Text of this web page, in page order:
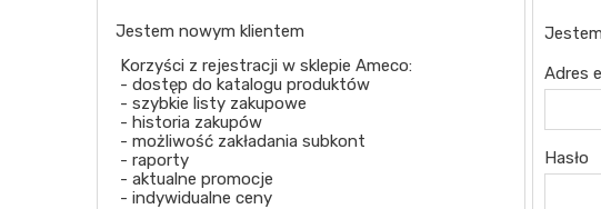
Jestem nowym klientem
Korzyści z rejestracji w sklepie Ameco:
- dostęp do katalogu produktów
- szybkie listy zakupowe
- historia zakupów
- możliwość zakładania subkont
- raporty
- aktualne promocje
- indywidualne ceny
Adres
Hasło